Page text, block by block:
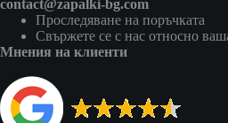
contact@zapalki-bg.com
Проследяване на поръчката
Свържете се с нас относно
Мнения на клиенти